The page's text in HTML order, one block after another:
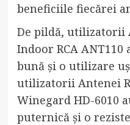
beneficiile fiecărei
De pildă, utilizatorii
Indoor RCA
bună și o utilizare
utilizatorii Antenei
Winegard HD-6010
puternică și o